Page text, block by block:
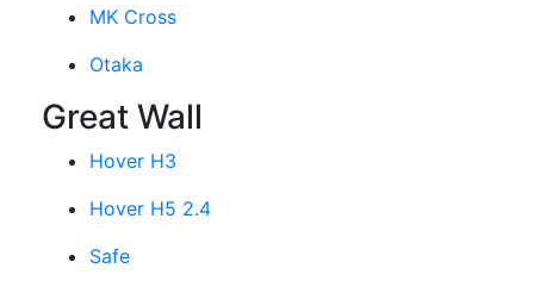
MK Cross
Otaka
Great Wall
Hover H3
Hover H5 2.4
Safe